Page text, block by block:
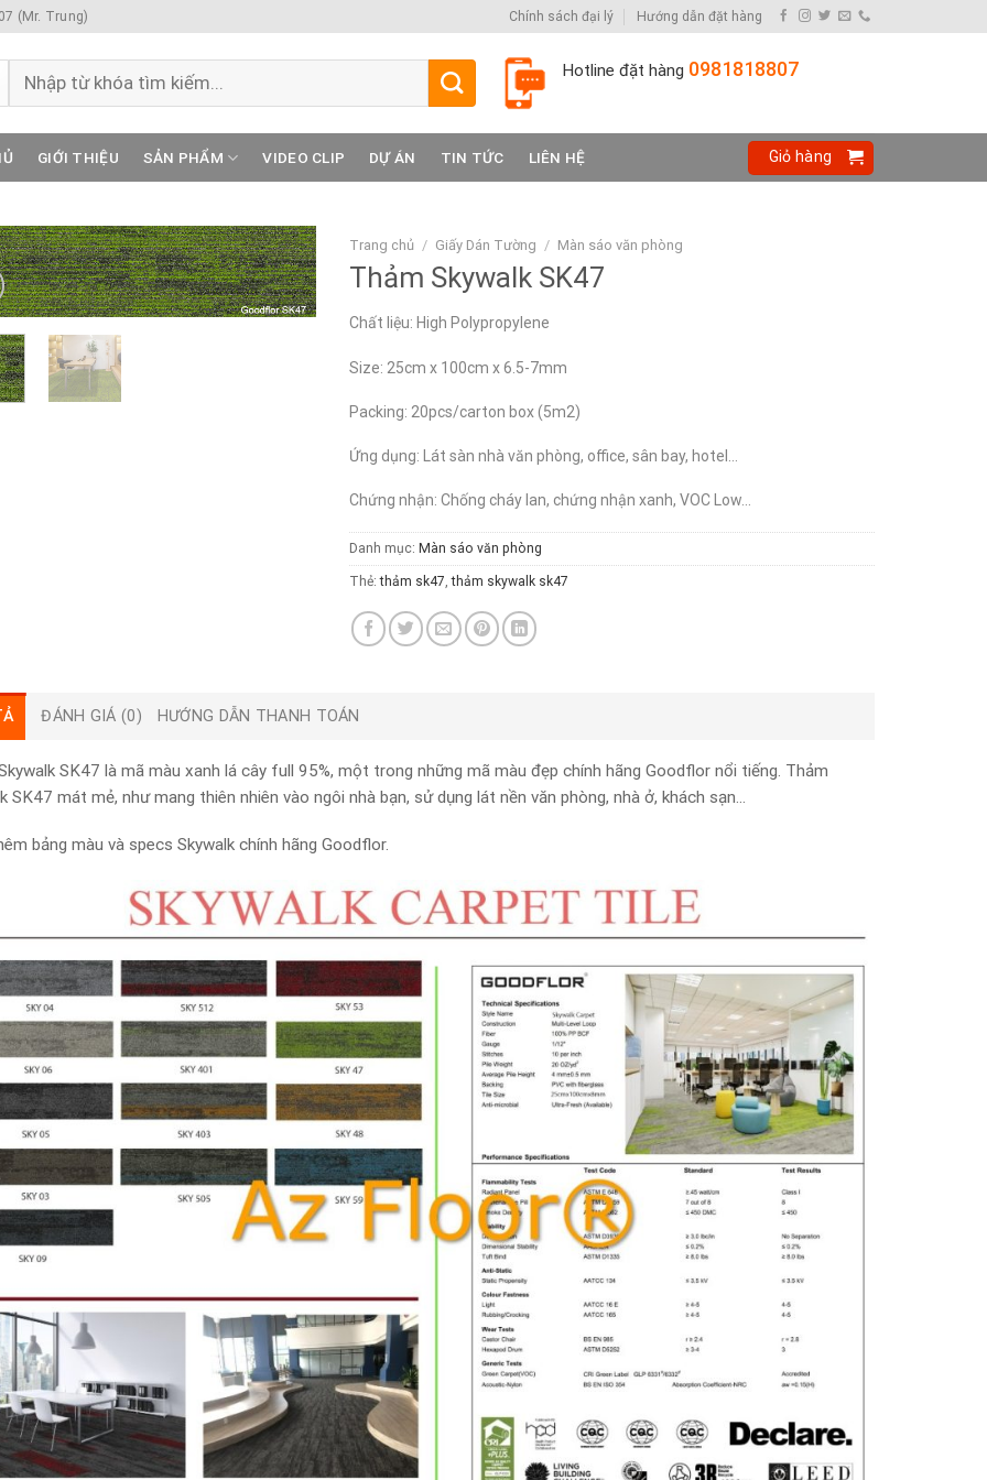
(Mr. Trung) Chính sách đại lý Hướng dẫn đặt hàng
Tìm
kiếm:
Hotline đặt hàng 0981818807
GIỚI THIỆU SẢN PHẨM VIDEO CLIP DỰ ÁN TIN TỨC LIÊN HỆ Giỏ hàng
Trang chủ / Giấy Dán Tường / Màn sáo văn phòng
Thảm Skywalk SK47
Chất liệu: High Polypropylene
Size: 25cm x 100cm x 6.5-7mm
Packing: 20pcs/carton box (5m2)
Ứng dụng: Lát sàn nhà văn phòng, office, sân bay, hotel…
Chứng nhận: Chống cháy lan, chứng nhận xanh, VOC Low…
Danh mục: Màn sáo văn phòng
Thẻ:thảm sk47,thảm skywalk sk47
ĐÁNH GIÁ (0) HƯỚNG DẪN THANH TOÁN
SK47 là mã màu xanh lá cây full 95%, một trong những mã màu đẹp chính hãng Goodflor nổi tiếng. Thảm
SK47 mát mẻ, như mang thiên nhiên vào ngôi nhà bạn, sử dụng lát nền văn phòng, nhà ở, khách sạn…
bảng màu và specs Skywalk chính hãng Goodflor.